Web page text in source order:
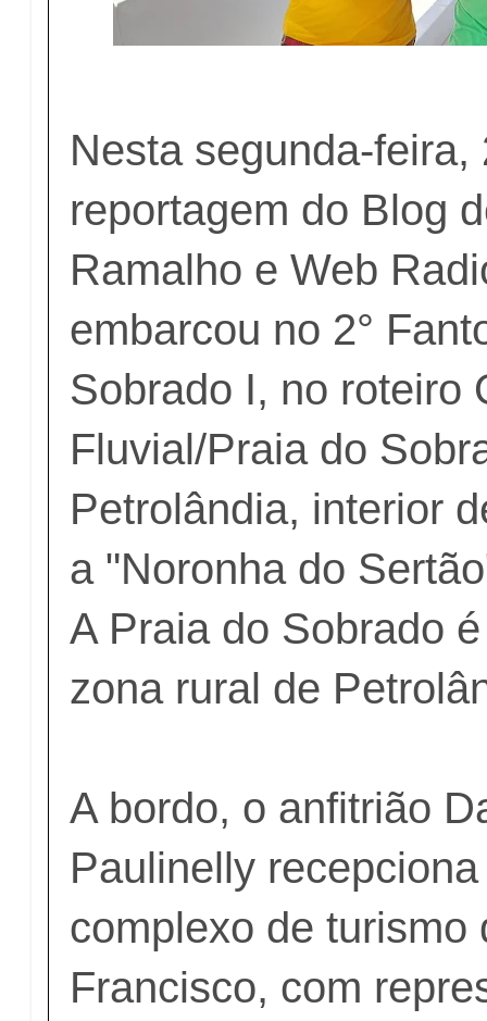
Nesta segunda-feira,
reportagem do Blog
Ramalho e Web
embarcou no 2°
Sobrado I, no roteiro
Fluvial/Praia do
Petrolândia, interior
a "Noronha do
A Praia do Sobrado
zona rural de
A bordo, o anfitrião
Paulinelly
complexo de turismo
Francisco, com